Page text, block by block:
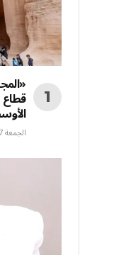
الجمعة 07 أغسطس 12:49 ص